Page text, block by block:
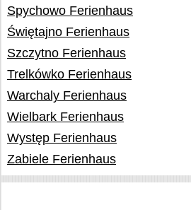
Spychowo Ferienhaus
Świętajno Ferienhaus
Szczytno Ferienhaus
Trelkówko Ferienhaus
Warchaly Ferienhaus
Wielbark Ferienhaus
Występ Ferienhaus
Zabiele Ferienhaus